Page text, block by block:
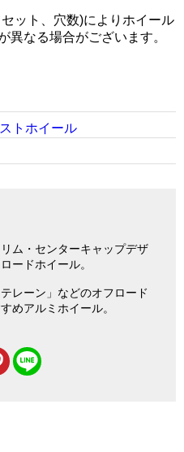
ット、穴数)によりホイール
異なる場合がございます。
トホイール
ム・センターキャップデザ
ードホイール。
レーン」などのオフロード
めアルミホイール。